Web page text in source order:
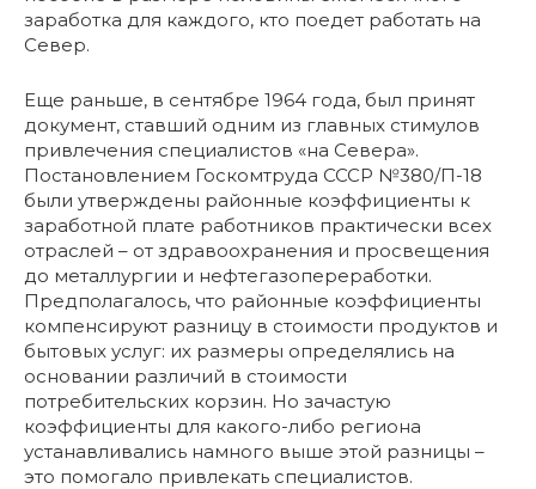
заработка для каждого, кто поедет работать на
Север.
Еще раньше, в сентябре 1964 года, был принят
документ, ставший одним из главных стимулов
привлечения специалистов «на Севера».
Постановлением Госкомтруда СССР №380/П-18
были утверждены районные коэффициенты к
заработной плате работников практически всех
отраслей – от здравоохранения и просвещения
до металлургии и нефтегазопереработки.
Предполагалось, что районные коэффициенты
компенсируют разницу в стоимости продуктов и
бытовых услуг: их размеры определялись на
основании различий в стоимости
потребительских корзин. Но зачастую
коэффициенты для какого-либо региона
устанавливались намного выше этой разницы –
это помогало привлекать специалистов.